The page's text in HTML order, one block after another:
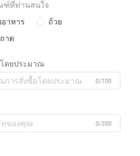
ฑ์ที่ท่านสนใจ
าหาร
ถ้วย
ถาด
ดยประมาณ
0/100
0/200